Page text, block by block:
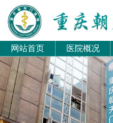
网站首页 医院概况